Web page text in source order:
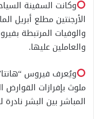
وكانت السفينة
الأرجنتين مطلع أبريل
والوفيات المرتبطة
والعاملين عليها.
ويُعرف فيروس
ملوث بإفرازات القوارض
المباشر بين البشر